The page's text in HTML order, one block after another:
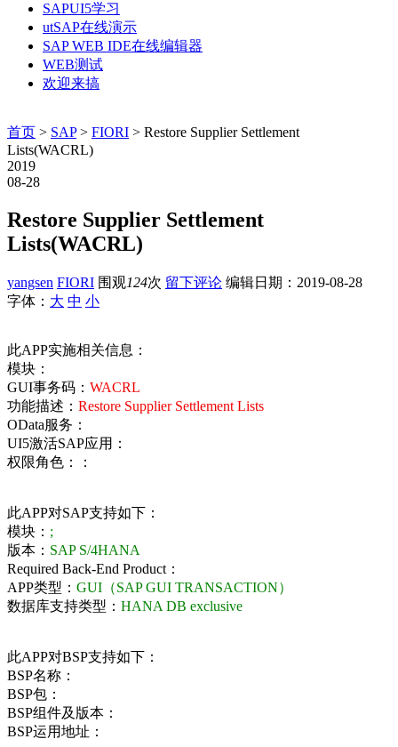
SAPUI5学习
utSAP在线演示
SAP WEB IDE在线编辑器
WEB测试
欢迎来搞
首页 > SAP> FIORI > Restore Supplier Settlement
Lists(WACRL)
2019
08-28
Restore Supplier Settlement
Lists(WACRL)
yangsen FIORI 围观124次 留下评论 编辑日期： 2019-08-28
字体： 大 中 小
此APP实施相关信息：
模块：
GUI事务码： WACRL
功能描述： Restore Supplier Settlement Lists
OData服务：
UI5激活SAP应用：
权限角色：：
此APP对SAP支持如下：
模块： ;
版本： SAP S/4HANA
Required Back-End Product：
APP类型： GUI（SAP GUI TRANSACTION）
数据库支持类型： HANA DB exclusive
此APP对BSP支持如下：
BSP名称：
BSP包：
BSP组件及版本：
BSP运用地址：